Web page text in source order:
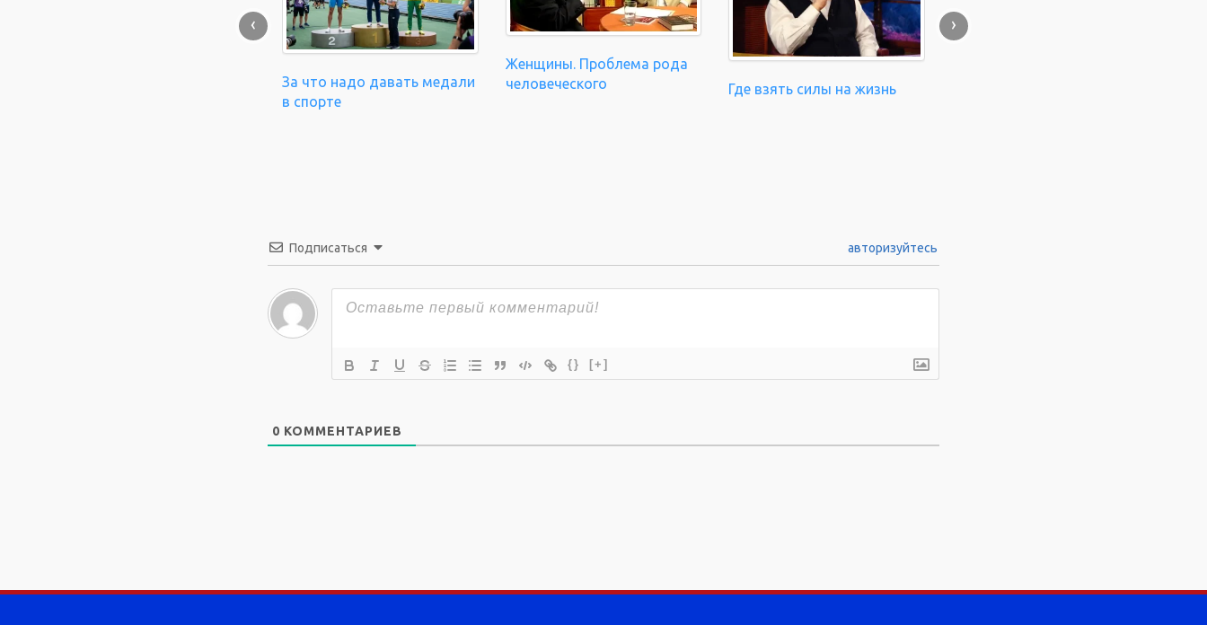
За что надо давать медали
в спорте
Женщины. Проблема рода
человеческого
Где взять силы на жизнь
‹ ›
Подписаться авторизуйтесь
{} [+]
0 КОММЕНТАРИЕВ